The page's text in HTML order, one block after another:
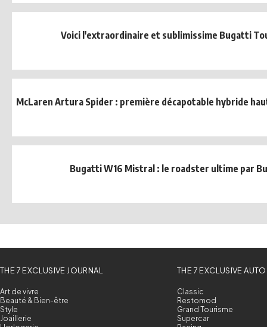
Voici l'extraordinaire et sublimissime Bugatti
McLaren Artura Spider : première décapotable hybride
Bugatti W16 Mistral : le roadster ultime par
THE 7 EXCLUSIVE JOURNAL
Art de vivre
Beauté & Bien-être
Style
Joaillerie
THE 7 EXCLUSIVE AUTO
Classic
Restomod
Grand Tourisme
Supercar